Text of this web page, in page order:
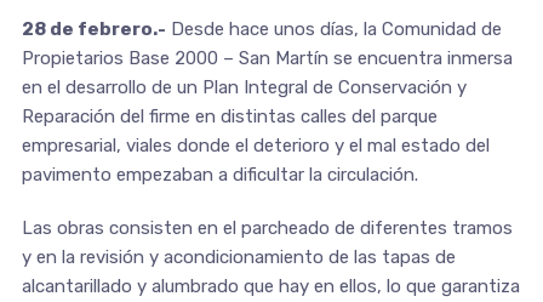
28 de febrero.- Desde hace unos días, la Comunidad de
Propietarios Base 2000 – San Martín se encuentra inmersa
en el desarrollo de un Plan Integral de Conservación y
Reparación del firme en distintas calles del parque
empresarial, viales donde el deterioro y el mal estado del
pavimento empezaban a dificultar la circulación.
Las obras consisten en el parcheado de diferentes tramos
y en la revisión y acondicionamiento de las tapas de
alcantarillado y alumbrado que hay en ellos, lo que garantiza